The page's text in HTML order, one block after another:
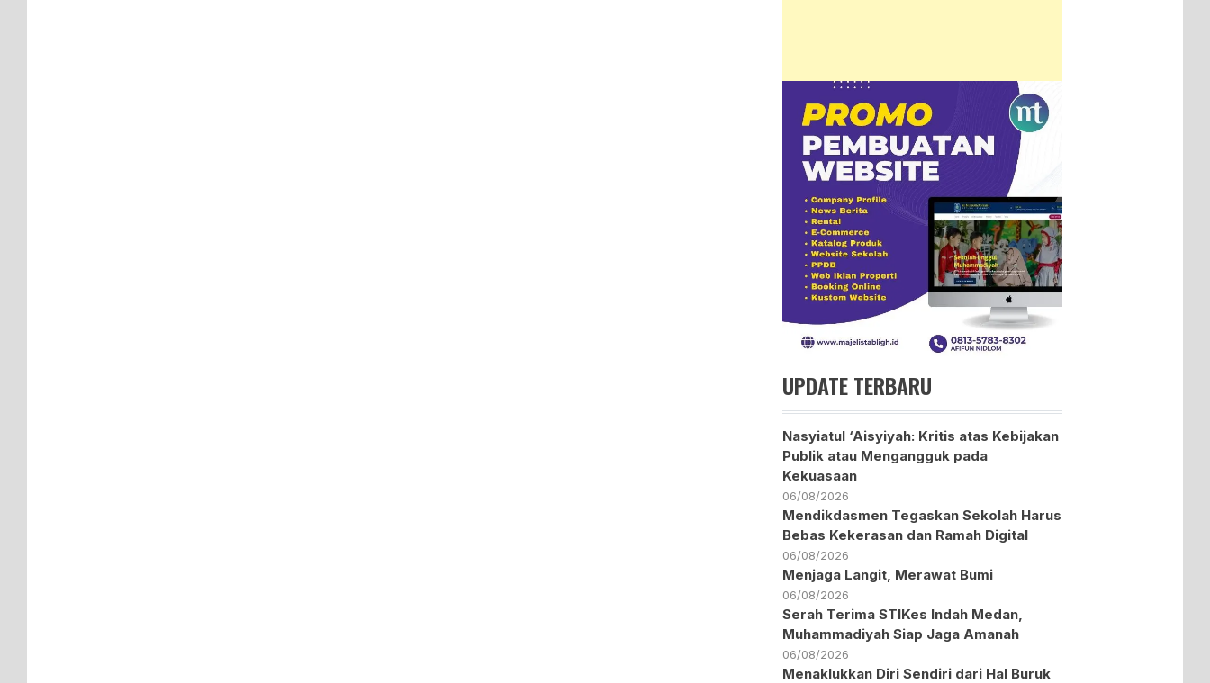
UPDATE TERBARU
Nasyiatul ‘Aisyiyah: Kritis atas Kebijakan
Publik atau Mengangguk pada
Kekuasaan
06/08/2026
Mendikdasmen Tegaskan Sekolah Harus
Bebas Kekerasan dan Ramah Digital
06/08/2026
Menjaga Langit, Merawat Bumi
06/08/2026
Serah Terima STIKes Indah Medan,
Muhammadiyah Siap Jaga Amanah
06/08/2026
Menaklukkan Diri Sendiri dari Hal Buruk